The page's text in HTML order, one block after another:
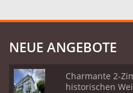
NEUE ANGEBOTE
Charmante 2-
historischen